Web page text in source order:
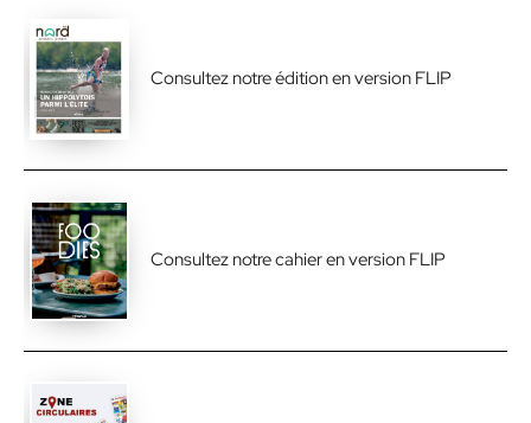
Consultez notre édition en version FLIP
Consultez notre cahier en version FLIP